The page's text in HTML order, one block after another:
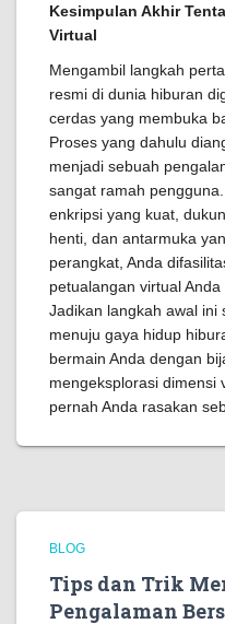
Kesimpulan Akhir
Virtual
Mengambil langkah
resmi di dunia hiburan
cerdas yang membuka
Proses yang dahulu
menjadi sebuah
sangat ramah
enkripsi yang kuat,
henti, dan antarmuka
perangkat, Anda
petualangan virtual
Jadikan langkah awal ini
menuju gaya hidup
bermain Anda dengan
mengeksplorasi dimensi
pernah Anda rasakan
BLOG
Tips dan Trik
Pengalaman